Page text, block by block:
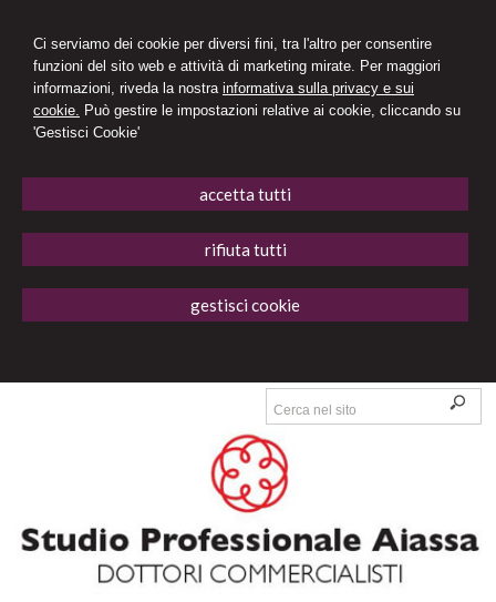
Ci serviamo dei cookie per diversi fini, tra l'altro per consentire
funzioni del sito web e attività di marketing mirate. Per maggiori
informazioni, riveda la nostra informativa sulla privacy e sui
cookie. Può gestire le impostazioni relative ai cookie, cliccando su
'Gestisci Cookie'
accetta tutti
rifiuta tutti
gestisci cookie